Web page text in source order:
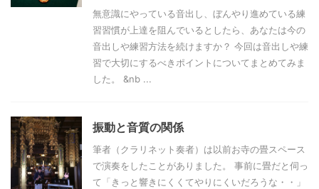
無意識にやっている音出し、ぼんやり進めている練
習習慣が上達を阻んでいるとしたら、あなたは今の
音出しや練習方法を続けますか？ 今回は音出しや練
習で大切にするべきポイントについてまとめてみま
した。 &nb ...
振動と音質の関係
筆者（クラリネット奏者）は以前お寺の畳スペース
で演奏をしたことがありました。 事前に畳だと伺っ
て「きっと響きにくくてやりにくいだろうな・・」